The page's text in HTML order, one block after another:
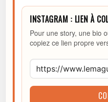
INSTAGRAM : LIEN À
Pour une story, une bio
copiez ce lien propre